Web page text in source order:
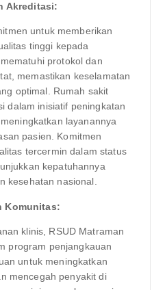
Akreditasi:
untuk memberikan
tinggi kepada
protokol dan
memastikan keselamatan
optimal. Rumah sakit
dalam inisiatif peningkatan
layanannya
pasien. Komitmen
tercermin dalam status
kepatuhannya
kesehatan nasional.
Komunitas:
klinis, RSUD Matraman
program penjangkauan
untuk meningkatkan
mencegah penyakit di